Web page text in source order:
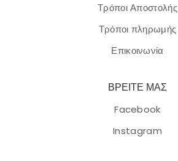
Τρόποι Αποστολής
Τρόποι πληρωμής
Επικοινωνία
ΒΡΕΙΤΕ ΜΑΣ
Facebook
Instagram